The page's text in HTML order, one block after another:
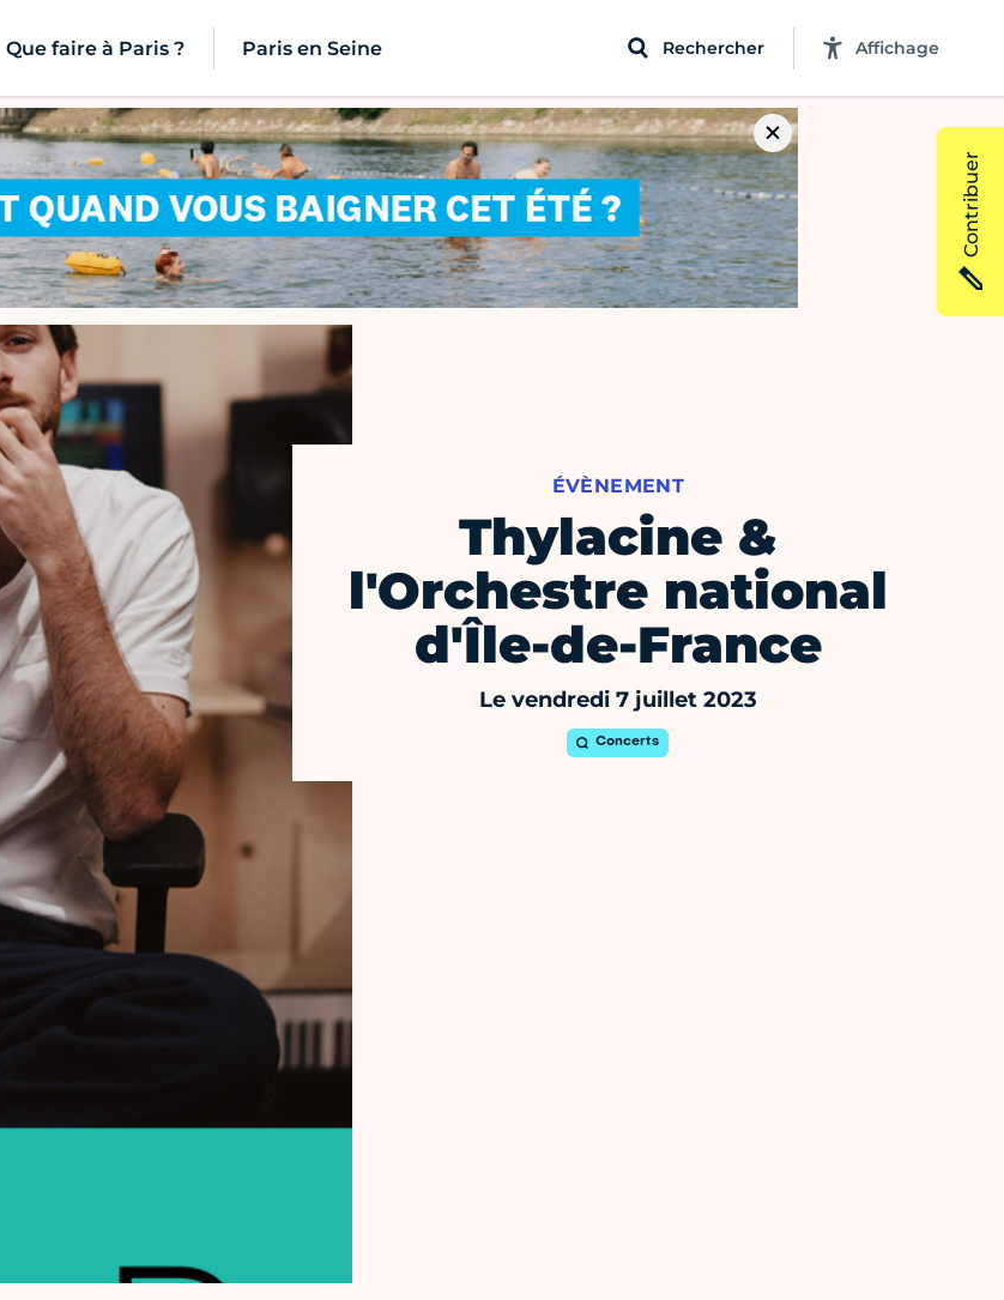
Que faire à Paris ? Paris en Seine Rechercher Affichage
ÉVÈNEMENT
Thylacine &
l'Orchestre national
d'Île-de-France
Le vendredi 7 juillet 2023
Concerts
Contribuer